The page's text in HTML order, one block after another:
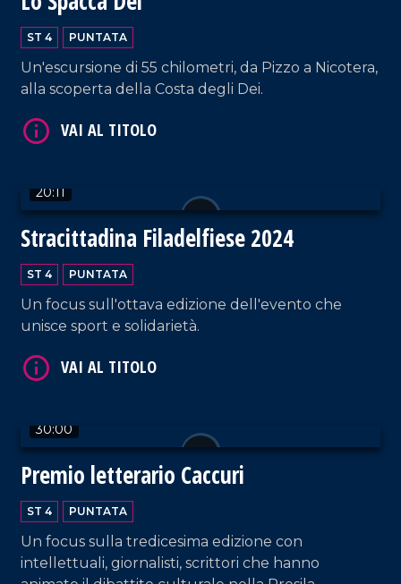
ST 4 PUNTATA
Un'escursione di 55 chilometri, da Pizzo a Nicotera,
alla scoperta della Costa degli Dei.
20:11
Stracittadina Filadelfiese 2024
ST 4 PUNTATA
Un focus sull'ottava edizione dell'evento che
unisce sport e solidarietà.
30:00
Premio letterario Caccuri
ST 4 PUNTATA
Un focus sulla tredicesima edizione con
intellettuali, giornalisti, scrittori che hanno
VAI AL TITOLO
VAI AL TITOLO